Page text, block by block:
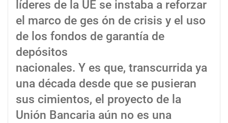
líderes de la UE se instaba a reforzar
el marco de ges ón de crisis y el uso
de los fondos de garantía de
depósitos
nacionales. Y es que, transcurrida ya
una década desde que se pusieran
sus cimientos, el proyecto de la
Unión Bancaria aún no es una